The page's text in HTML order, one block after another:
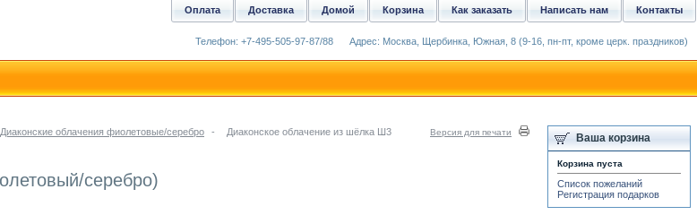
Диаконские облачения фиолетовые/серебро -
Диаконское облачение из шёлка Ш3
Версия для печати
серебро)
Ваша корзина
Корзина пуста
Список пожеланий
Регистрация подарков
Контакты
Написать нам
Как заказать
Корзина
Домой
Доставка
Оплата
Телефон: +7-495-505-97-87/88 Адрес: Москва, Щербинка, Южная, 8 (9-16, пн-пт, кроме церк. праздников)